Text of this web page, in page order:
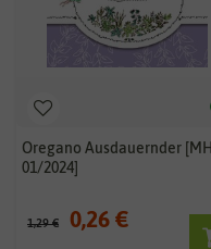
Oregano Ausdauernder
01/2024]
1,29 € 0,26 €